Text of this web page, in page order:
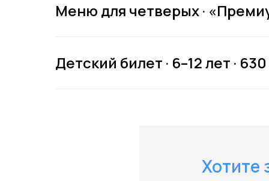
Меню для четверых ·
Детский билет · 6–12 лет ·
Хотите